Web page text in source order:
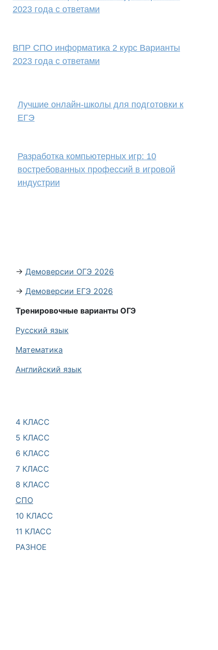
4 КЛАСС
5 КЛАСС
6 КЛАСС
7 КЛАСС
8 КЛАСС
СПО
10 КЛАСС
11 КЛАСС
РАЗНОЕ
2023 года с ответами
ВПР СПО информатика 2 курс Варианты
2023 года с ответами
Лучшие онлайн-школы для подготовки к
ЕГЭ
Разработка компьютерных игр: 10
востребованных профессий в игровой
индустрии
→ Демоверсии ОГЭ 2026
→ Демоверсии ЕГЭ 2026
Тренировочные варианты ОГЭ
Русский язык
Математика
Английский язык